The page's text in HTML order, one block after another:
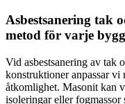
Asbestsanering tak
metod för varje
Vid asbestsanering av tak
konstruktioner anpassar
åtkomlighet. Masonit kan
isoleringar eller